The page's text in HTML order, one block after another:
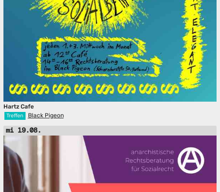
Hartz Cafe
Treffen Black Pigeon
mi 19.08.